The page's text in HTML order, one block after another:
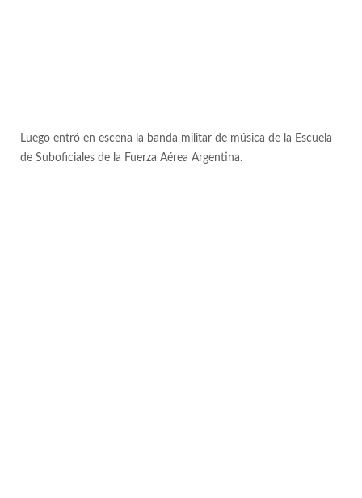
Luego entró en escena la banda militar de música de la Escuela
de Suboficiales de la Fuerza Aérea Argentina.